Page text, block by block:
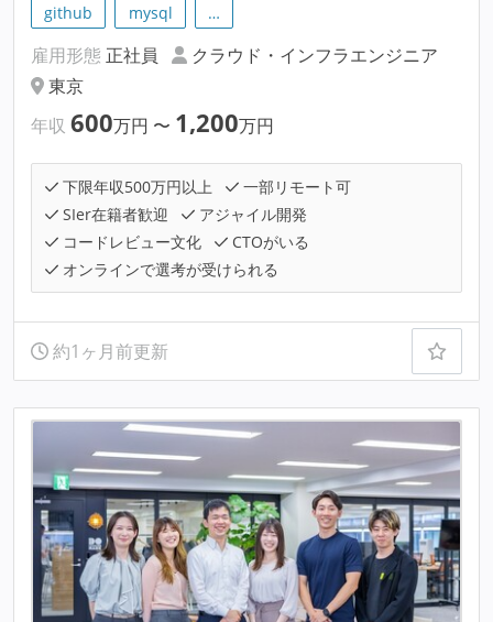
github
mysql …
雇用形態 正社員
クラウド・インフラエンジニア
東京
年収 600万円 〜 1,200万円
下限年収500万円以上
一部リモート可
SIer在籍者歓迎
アジャイル開発
コードレビュー文化
CTOがいる
オンラインで選考が受けられる
約1ヶ月前更新